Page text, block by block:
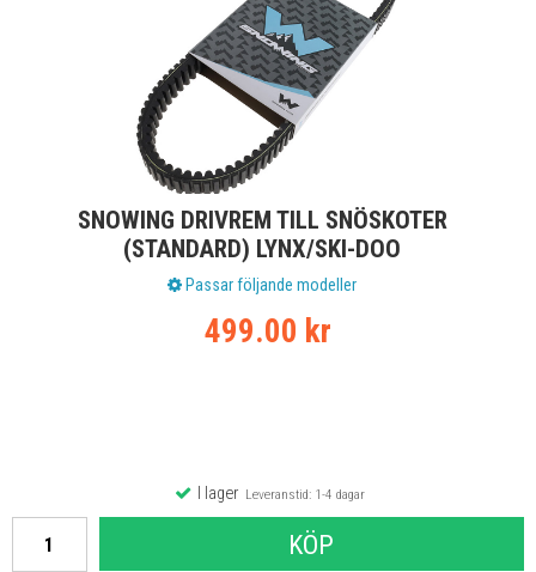
SNOWING DRIVREM TILL SNÖSKOTER
(STANDARD) LYNX/SKI-DOO
Passar följande modeller
499.00 kr
I lagerLeveranstid: 1-4 dagar
KÖP